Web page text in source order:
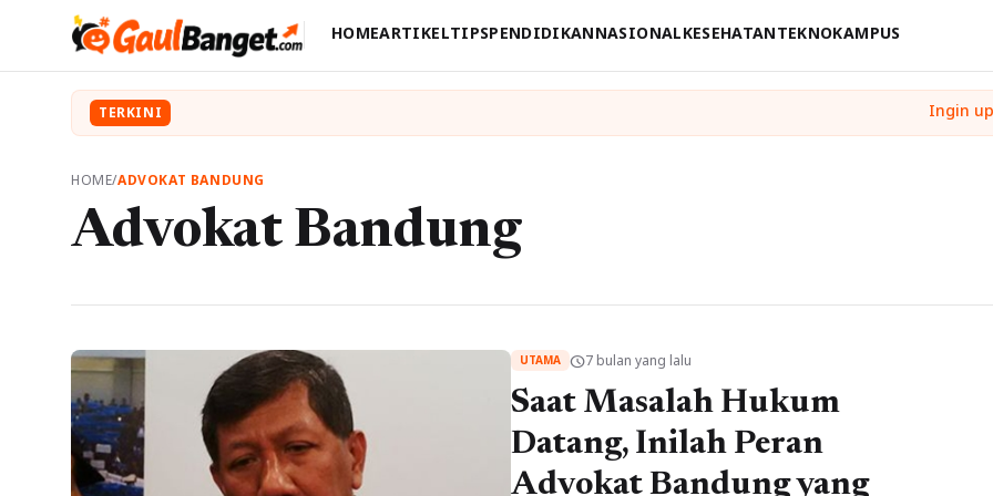
HOMEARTIKELTIPSPENDIDIKANNASIONALKESEHATANTEKNOKAMPUS
TERKINI
HOME/ADVOKAT BANDUNG
Advokat Bandung
UTAMA schedule7 bulan yang lalu
Saat Masalah Hukum
Datang, Inilah Peran
Advokat Bandung yang